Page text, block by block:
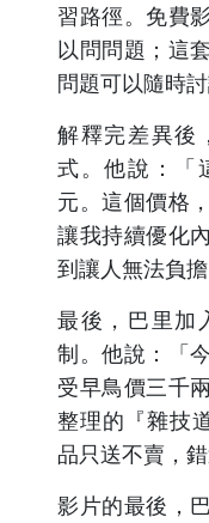
習路徑。免費
以問問題；這
問題可以隨時討
解釋完差異後
式。他說：「
元。這個價格
讓我持續優化
到讓人無法負擔
最後，巴里加
制。他說：「
受早鳥價三千
整理的『雜技
品只送不賣，
影片的最後，